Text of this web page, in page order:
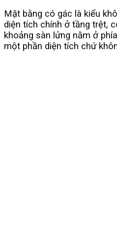
Mặt bằng có gác là kiểu
diện tích chính ở tầng trệt,
khoảng sàn lửng nằm ở
một phần diện tích chứ